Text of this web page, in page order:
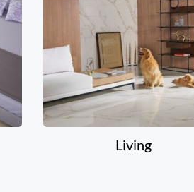
Living